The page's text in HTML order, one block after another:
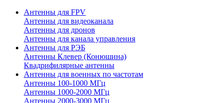
Антенны для FPV
Антенны для видеоканала
Антенны для дронов
Антенны для канала управления
Антенны для РЭБ
Антенны Клевер (Конюшина)
Квадрифилярные антенны
Антенны для военных по частотам
Антенны 100-1000 МГц
Антенны 1000-2000 МГц
Антенны 2000-3000 МГц